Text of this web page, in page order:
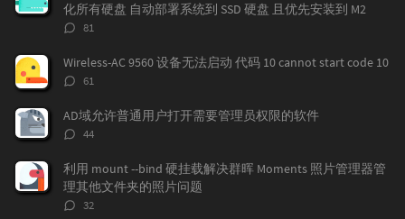
化所有硬盘 自动部署系统到 SSD 硬盘 且优先安装到 M2
评
数：
81
Wireless-AC 9560 设备无法启动 代码 10 cannot start code 10
评
数：
61
AD域允许普通用户打开需要管理员权限的软件
评
数：
44
利用 mount --bind 硬挂载解决群晖 Moments 照片管理器管
理其他文件夹的照片问题
评
32